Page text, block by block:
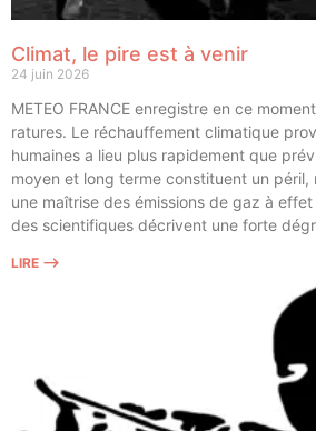
Climat, le pire est à venir
24 juin 2026
METEO FRANCE enre­gistre en ce
ra­tures. Le réchauf­fe­ment cli­ma­tique
humaines a lieu plus rapi­de­ment que
moyen et long terme consti­tuent un péril,
une maî­trise des émis­sions de gaz à
des scien­ti­fiques décrivent une forte
LIRE ⟶